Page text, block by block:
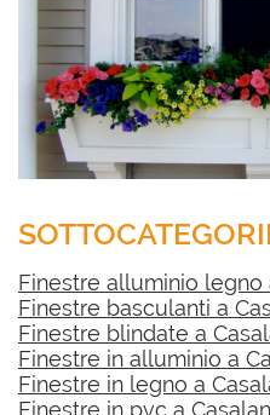
Finestre alluminio legno
Finestre basculanti a
Finestre blindate a
Finestre in alluminio a
Finestre in legno a
Finestre in pvc a